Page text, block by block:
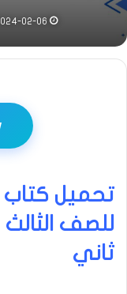
02-06
تحميل كتاب
ثاني